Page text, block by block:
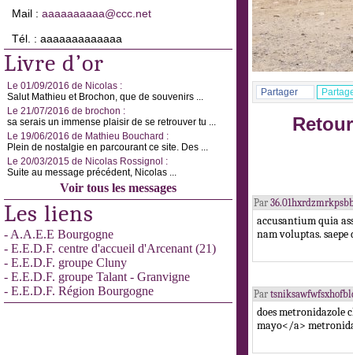
Mail : aaaaaaaaaa@ccc.net
Tél. : aaaaaaaaaaaaa
Livre d’or
Le 01/09/2016 de Nicolas :
Salut Mathieu et Brochon, que de souvenirs ...
Le 21/07/2016 de brochon :
sa serais un immense plaisir de se retrouver tu ...
Le 19/06/2016 de Mathieu Bouchard :
Plein de nostalgie en parcourant ce site. Des ...
Le 20/03/2015 de Nicolas Rossignol :
Suite au message précédent, Nicolas ...
Voir tous les messages
Les liens
- A.A.E.E Bourgogne
- E.E.D.F. centre d'accueil d'Arcenant (21)
- E.E.D.F. groupe Cluny
- E.E.D.F. groupe Talant - Granvigne
- E.E.D.F. Région Bourgogne
Partager
Par
accusantium quia
nam voluptas.
Par
does metronidazole
mayo</a>